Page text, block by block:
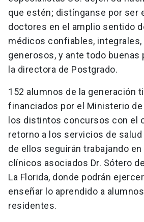
que estén; distínganse por ser
doctores en el amplio sentido
médicos confiables,
generosos, y ante todo buenas
la directora de Postgrado.
152 alumnos de la generación
financiados por el Ministerio
los distintos concursos con el
retorno a los servicios de
de ellos seguirán trabajando
clínicos asociados Dr. Sótero
La Florida, donde podrán
enseñar lo aprendido a
residentes.